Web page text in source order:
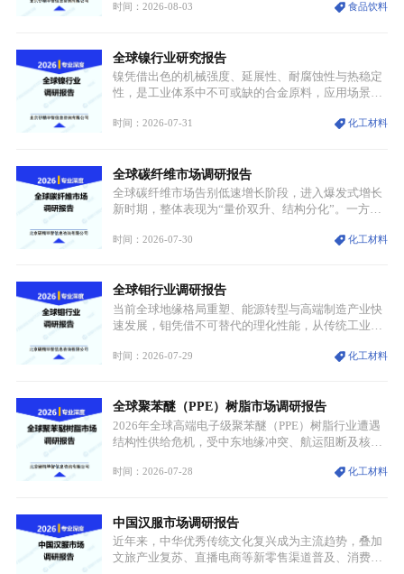
型，叠加消费需求升级、线上流量变革、新零售业态
特点，在消费、创业、政策、技术多重驱动下，依旧
具备强劲的发展活力。
时间：2026-08-03 食品饮料
全球镍行业研究报告
镍凭借出色的机械强度、延展性、耐腐蚀性与热稳定
性，是工业体系中不可或缺的合金原料，应用场景横
用价值难以被替代。依托理化优势，镍被全球主要经
型为新能源核心战略矿产，全球产业形成“印尼掌控
资源与产能、中国主导消费与技术、工艺向低碳湿法
迭代、再生镍加速补位”的全新格局。
时间：2026-07-31 化工材料
全球碳纤维市场调研报告
全球碳纤维市场告别低速增长阶段，进入爆发式增长
新时期，整体表现为“量价双升、结构分化”。一方面
持续扩张；另一方面产品、需求、应用场景呈现明显
体规模扩张，高附加值领域与规模化工业应用形成两
大独立增长体系。
时间：2026-07-30 化工材料
全球钼行业调研报告
当前全球地缘格局重塑、能源转型与高端制造产业快
速发展，钼凭借不可替代的理化性能，从传统工业金
需格局重构、价值体系重估的新阶段。钼是典型难熔
贯穿传统工业、高端制造、军工、新能源等多个核心
产业，成为现代工业体系中不可或缺的基础材料。
时间：2026-07-29 化工材料
全球聚苯醚（PPE）树脂市场调研报告
2026年全球高端电子级聚苯醚（PPE）树脂行业遭遇
结构性供给危机，受中东地缘冲突、航运阻断及核心
停产，行业长期维持寡头垄断的供应链格局彻底瓦
价无市”的供给真空，并沿高频覆铜板、PCB电路板向
AI服务器、5G基站等高端电子终端持续传导，全产业
链生产、成本、交付均承受巨大压力。
时间：2026-07-28 化工材料
中国汉服市场调研报告
近年来，中华优秀传统文化复兴成为主流趋势，叠加
文旅产业复苏、直播电商等新零售渠道普及、消费群